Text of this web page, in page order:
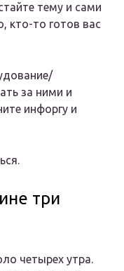
тему и сами
кто-то готов вас
за ними и
инфоргу и
три
четырех утра.